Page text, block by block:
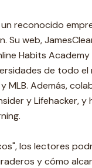
un reconocido
Su web,
Habits
de todo
MLB. Además,
y Lifehacker,
los lectores
y cómo